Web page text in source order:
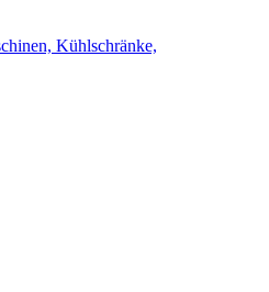
Kühlschränke,